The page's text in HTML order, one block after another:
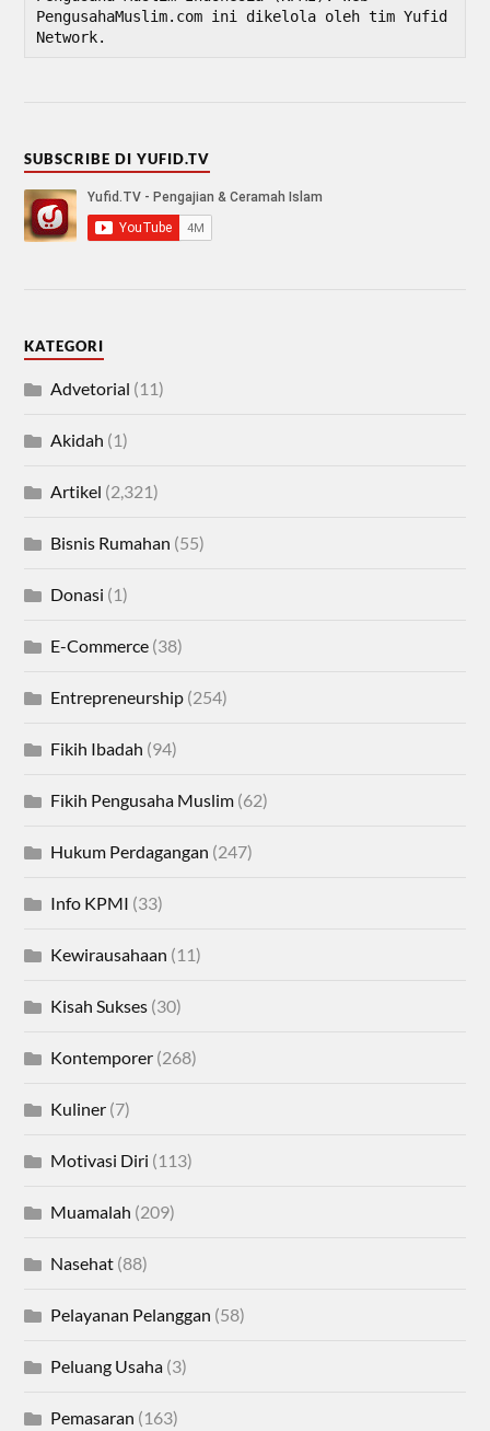
PengusahaMuslim.com ini dikelola oleh tim Yufid
Network.
SUBSCRIBE DI YUFID.TV
KATEGORI
Advetorial (11)
Akidah (1)
Artikel (2,321)
Bisnis Rumahan (55)
Donasi (1)
E-Commerce (38)
Entrepreneurship (254)
Fikih Ibadah (94)
Fikih Pengusaha Muslim (62)
Hukum Perdagangan (247)
Info KPMI (33)
Kewirausahaan (11)
Kisah Sukses (30)
Kontemporer (268)
Kuliner (7)
Motivasi Diri (113)
Muamalah (209)
Nasehat (88)
Pelayanan Pelanggan (58)
Peluang Usaha (3)
Pemasaran (163)